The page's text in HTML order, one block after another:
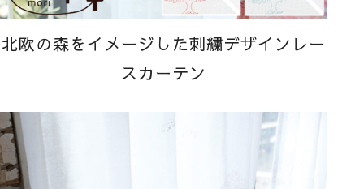
北欧の森をイメージした刺繍デザインレー
スカーテン